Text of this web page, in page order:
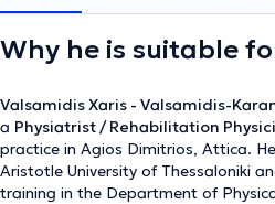
Why he is suitable
Valsamidis Xaris - Valsamidis-
a Physiatrist / Rehabilitation
practice in Agios Dimitrios, Attica.
Aristotle University of Thessaloniki
training in the Department of